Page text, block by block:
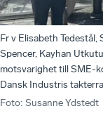
Fr v Elisabeth
Spencer, Kayhan
motsvarighet till SME-
Dansk Industris
Foto: Susanne Ydstedt